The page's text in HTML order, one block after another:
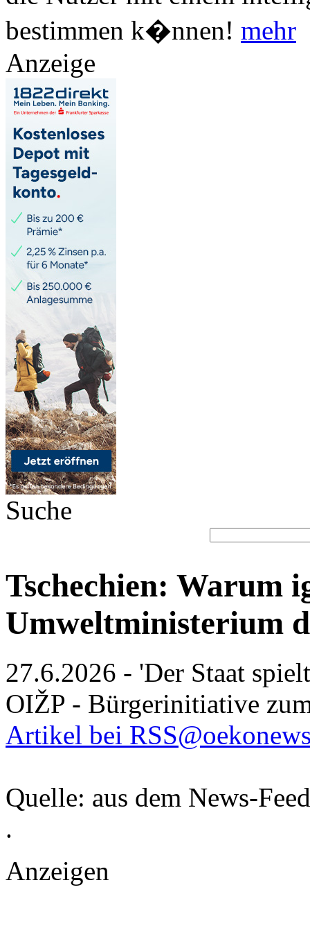
bestimmen k�nnen! mehr
Anzeige
Suche
Tschechien: Warum
Umweltministerium
27.6.2026 - 'Der Staat
OIŽP - Bürgerinitiative
Artikel bei
Quelle: aus dem News-
.
Anzeigen